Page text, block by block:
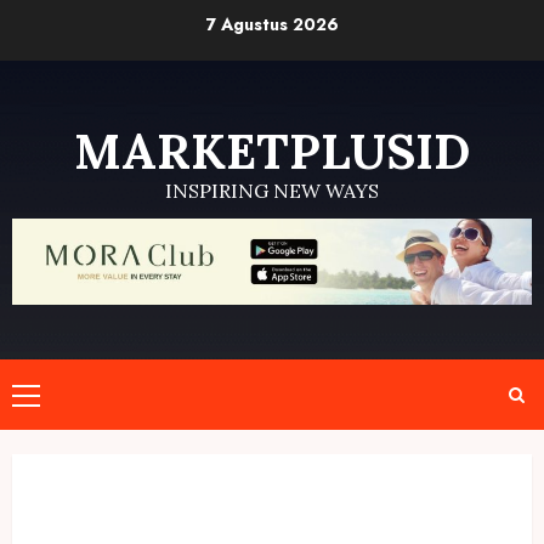
7 Agustus 2026
MARKETPLUSID
INSPIRING NEW WAYS
Primary
Menu